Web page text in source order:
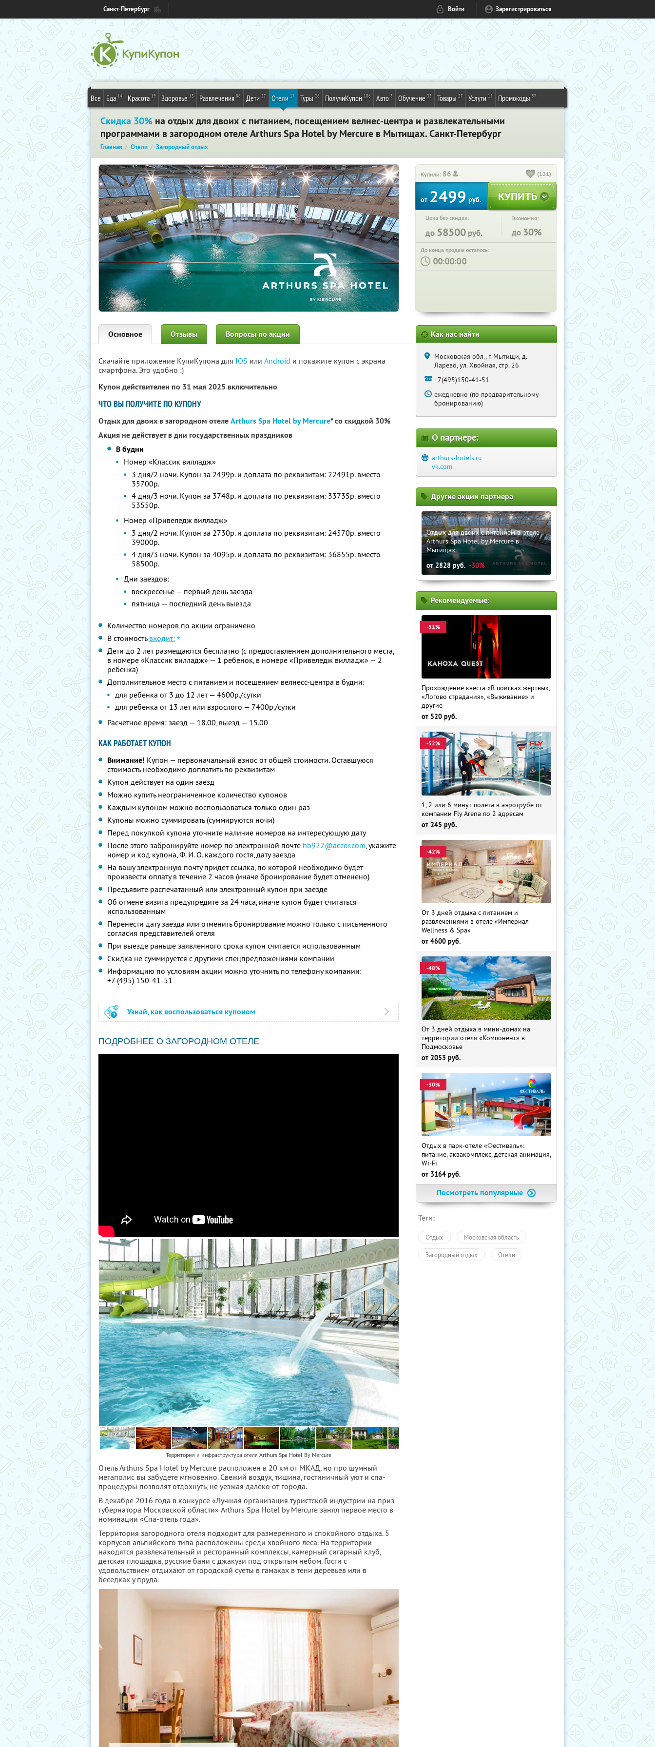
Санкт-Петербург Войти Зарегистрироваться
Все Еда 14 Красота 19 Здоровье 15 Развлечения 86 Дети 27 Отели 17 Туры 26 ПолучиКупон 106 Авто 3 Обучение 33 Товары 27 Услуги 15 Промокоды 57
Скидка 30% на отдых для двоих с питанием, посещением велнес-центра и развлекательными
программами в загородном отеле Arthurs Spa Hotel by Mercure в Мытищах. Санкт-Петербург
Главная Отели Загородный отдых
Купили: 86 (121)
от 2499 руб.
Цена без скидки:
до 58500 руб.
Экономия:
до 30%
До конца продаж осталось:
: :
Основное Отзывы Вопросы по акции
Скачайте приложение КупиКупона для IOS или Android и покажите купон с экрана
смартфона. Это удобно :)
Купон действителен по 31 мая 2025 включительно
ЧТО ВЫ ПОЛУЧИТЕ ПО КУПОНУ
Отдых для двоих в загородном отелеArthurs Spa Hotel by Mercure* со скидкой 30%
Акция не действует в дни государственных праздников
В будни
Номер «Классик вилладж»
3 дня/2 ночи. Купон за 2499р. и доплата по реквизитам: 22491р. вместо
35700р.
4 дня/3 ночи. Купон за 3748р. и доплата по реквизитам: 33735р. вместо
53550р.
Номер «Привеледж вилладж»
3 дня/2 ночи. Купон за 2730р. и доплата по реквизитам: 24570р. вместо
39000р.
4 дня/3 ночи. Купон за 4095р. и доплата по реквизитам: 36855р. вместо
58500р.
Дни заездов:
воскресенье — первый день заезда
пятница — последний день выезда
Количество номеров по акции ограничено
В стоимость входит:
Дети до 2 лет размещаются бесплатно (с предоставлением дополнительного места,
в номере «Классик вилладж» — 1 ребенок, в номере «Привеледж вилладж» — 2
ребенка)
Дополнительное место с питанием и посещением велнесс-центра в будни:
для ребенка от 3 до 12 лет — 4600р./сутки
для ребенка от 13 лет или взрослого — 7400р./сутки
Расчетное время: заезд — 18.00, выезд — 15.00
КАК РАБОТАЕТ КУПОН
Внимание! Купон — первоначальный взнос от общей стоимости. Оставшуюся
стоимость необходимо доплатить по реквизитам
Купон действует на один заезд
Можно купить неограниченное количество купонов
Каждым купоном можно воспользоваться только один раз
Купоны можно суммировать (суммируются ночи)
Перед покупкой купона уточните наличие номеров на интересующую дату
После этого забронируйте номер по электронной почте hb922@accor.com,укажите
номер и код купона,Ф. И. О.каждого гостя, дату заезда
На вашу электронную почту придет ссылка, по которой необходимо будет
произвести оплату в течение 2 часов (иначе бронирование будет отменено)
Предъявите распечатанный или электронный купон при заезде
Об отмене визита предупредите за 24 часа, иначе купон будет считаться
использованным
Перенести дату заезда или отменить бронирование можно только с письменного
согласия представителей отеля
При выезде раньше заявленного срока купон считается использованным
Скидка не суммируется с другими спецпредложениями компании
Информацию по условиям акции можно уточнить по телефону компании:
+7 (495) 150-41-51
Узнай, как воспользоваться купоном
ПОДРОБНЕЕ О ЗАГОРОДНОМ ОТЕЛЕ
Территория и инфраструктура отеля Arthurs Spa Hotel By Mercure
Отель Arthurs Spa Hotel by Mercure расположен в 20 км от МКАД, но про шумный
мегаполис вы забудете мгновенно. Свежий воздух, тишина, гостиничный уют и спа-
процедуры позволят отдохнуть, не уезжая далеко от города.
В декабре 2016 года в конкурсе «Лучшая организация туристской индустрии на приз
губернатора Московской области» Arthurs Spa Hotel by Mercure занял первое место в
номинации «Спа-отель года».
Территория загородного отеля подходит для размеренного и спокойного отдыха. 5
корпусов альпийского типа расположены среди хвойного леса. На территории
находятся развлекательный и ресторанный комплексы, камерный сигарный клуб,
детская площадка, русские бани с джакузи под открытым небом. Гости с
удовольствием отдыхают от городской суеты в гамаках в тени деревьев или в
беседках у пруда.
Как нас найти
Московская обл., г. Мытищи, д.
Ларево, ул. Хвойная, стр. 26
+7(495)150-41-51
ежедневно (по предварительному
бронированию)
О партнере:
arthurs-hotels.ru
vk.com
Другие акции партнера
Отдых для двоих с питанием в отеле
Arthurs Spa Hotel by Mercure в
Мытищах
от2828 руб. -30%
Рекомендуемые:
-51%
Прохождение квеста «В поисках жертвы»,
«Логово страдания», «Выживание» и
другие
от 520 руб.
-52%
1, 2 или 6 минут полета в аэротрубе от
компании Fly Arena по 2 адресам
от 245 руб.
-42%
От 3 дней отдыха с питанием и
развлечениями в отеле «Империал
Wellness & Spa»
от 4600 руб.
-48%
От 3 дней отдыха в мини-домах на
территории отеля «Компонент» в
Подмосковье
от 2053 руб.
-30%
Отдых в парк-отеле «Фестиваль»:
питание, аквакомплекс, детская анимация,
Wi-Fi
от 3164 руб.
Посмотреть популярные
Теги:
Отдых Московская область
Загородный отдых Отели